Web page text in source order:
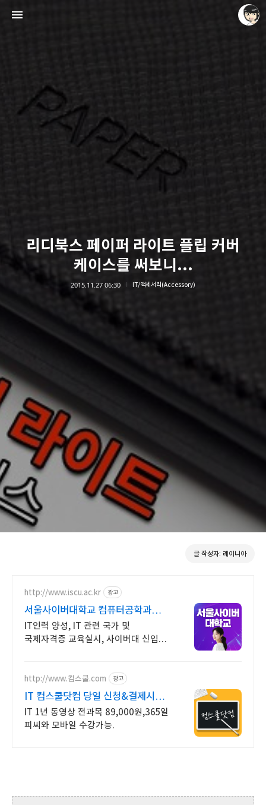
리디북스 페이퍼 라이트 플립 커버
케이스를 써보니...
2015.11.27 06:30 IT/액세서리(Accessory)
글 작성자: 레이니아
http://www.iscu.ac.kr 광고
서울사이버대학교 컴퓨터공학과
2026 가을학기 신편입생
IT인력 양성, IT 관련 국가 및
국제자격증 교육실시, 사이버대 신입생
http://www.컴스쿨.com 광고
IT 컴스쿨닷컴 당일 신청&결제시
기프티콘!
IT 1년 동영상 전과목 89,000원,365일
피씨와 모바일 수강가능.